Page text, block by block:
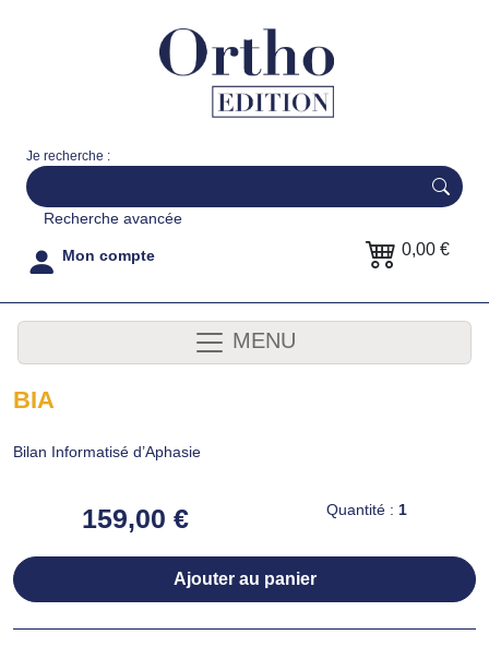
Je recherche :
Recherche avancée
Mon compte 0,00 €
MENU
BIA
Bilan Informatisé d’Aphasie
159,00 € Quantité : 1
Ajouter au panier